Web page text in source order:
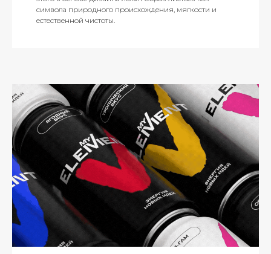
символа природного происхождения, мягкости и
естественной чистоты.